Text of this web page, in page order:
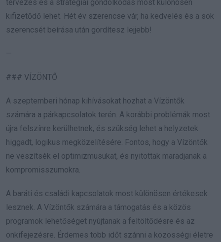
tervezés és a stratégiai gondolkodás most különösen
kifizetődő lehet. Hét év szerencse vár, ha kedvelés és a sok
szerencsét beírása után gördítesz lejjebb!
—
### VÍZÖNTŐ
A szeptemberi hónap kihívásokat hozhat a Vízöntők
számára a párkapcsolatok terén. A korábbi problémák most
újra felszínre kerülhetnek, és szükség lehet a helyzetek
higgadt, logikus megközelítésére. Fontos, hogy a Vízöntők
ne veszítsék el optimizmusukat, és nyitottak maradjanak a
kompromisszumokra.
A baráti és családi kapcsolatok most különösen értékesek
lesznek. A Vízöntők számára a támogatás és a közös
programok lehetőséget nyújtanak a feltöltődésre és az
önkifejezésre. Érdemes több időt szánni a közösségi életre